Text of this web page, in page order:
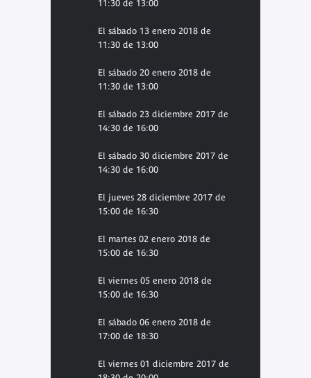
11:30 de 13:00
El sábado 13 enero 2018 de
11:30 de 13:00
El sábado 20 enero 2018 de
11:30 de 13:00
El sábado 23 diciembre 2017 de
14:30 de 16:00
El sábado 30 diciembre 2017 de
14:30 de 16:00
El jueves 28 diciembre 2017 de
15:00 de 16:30
El martes 02 enero 2018 de
15:00 de 16:30
El viernes 05 enero 2018 de
15:00 de 16:30
El sábado 06 enero 2018 de
17:00 de 18:30
El viernes 01 diciembre 2017 de